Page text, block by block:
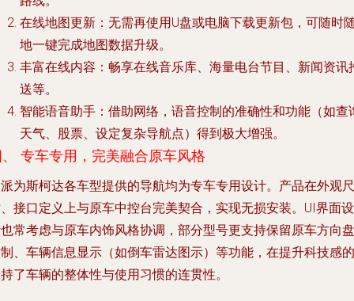
在线地图更新 ：无需再使用U盘或电脑下载更新包，可随时
地一键完成地图数据升级。
丰富在线内容 ：畅享在线音乐库、海量电台节目、新闻资讯
送等。
智能语音助手 ：借助网络，语音控制的准确性和功能（如查
天气、股票、设定复杂导航点）得到极大增强。
专车专用，完美融合原车风格
为斯柯达各车型提供的导航均为专车专用设计。产品在外观尺
接口定义上与原车中控台完美契合，实现无损安装。UI界面设
常考虑与原车内饰风格协调，部分型号更支持保留原车方向盘
、车辆信息显示（如倒车雷达图示）等功能，在提升科技感的
了车辆的整体性与使用习惯的连贯性。